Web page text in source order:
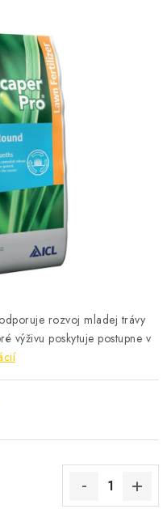
rozvoj mladej trávy
výživu poskytuje postupne v